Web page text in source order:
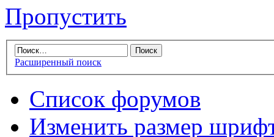
Пропустить
Расширенный поиск
Список форумов
Изменить размер